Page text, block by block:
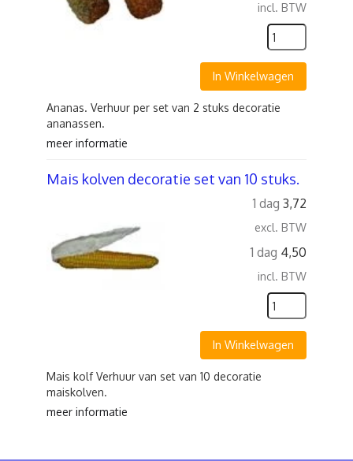
incl. BTW
In Winkelwagen
Ananas. Verhuur per set van 2 stuks decoratie
ananassen.
meer informatie
Mais kolven decoratie set van 10 stuks.
1 dag 3,72
excl. BTW
1 dag 4,50
incl. BTW
In Winkelwagen
Mais kolf Verhuur van set van 10 decoratie
maiskolven.
meer informatie